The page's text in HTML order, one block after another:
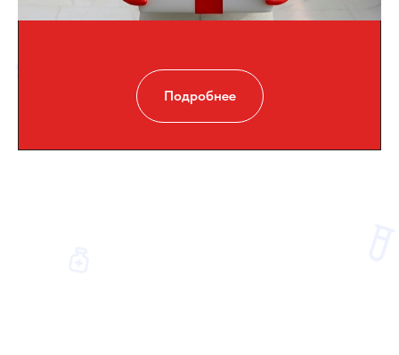
Подробнее